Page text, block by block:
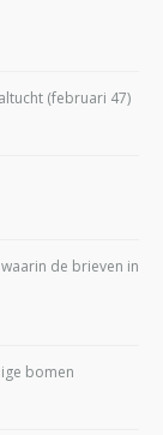
(februari 47)
de brieven in
bomen